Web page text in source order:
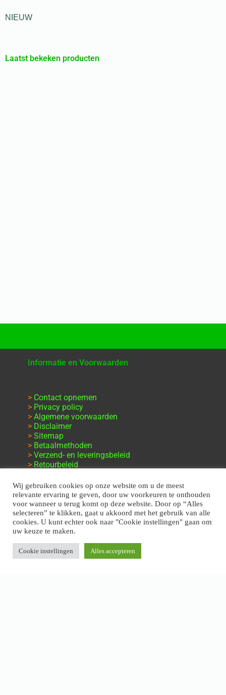
NIEUW
Laatst bekeken producten
Informatie en Voorwaarden
> Contact opnemen
> Privacy policy
> Algemene voorwaarden
> Disclaimer
> Sitemap
> Betaalmethoden
> Verzend- en leveringsbeleid
> Retourbeleid
Wij gebruiken cookies op onze website om u de meest
relevante ervaring te geven, door uw voorkeuren te onthouden
voor wanneer u terug komt op deze website. Door op “Alles
selecteren” te klikken, gaat u akkoord met het gebruik van alle
cookies. U kunt echter ook naar "Cookie instellingen" gaan om
uw keuze te maken.
Cookie instellingen Alles accepteren